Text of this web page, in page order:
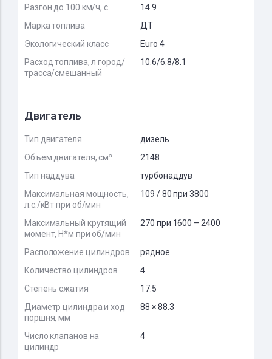
Разгон до 100 км/ч, с
14.9
Марка топлива
ДТ
Экологический класс
Euro 4
Расход топлива, л город/
трасса/смешанный
10.6/6.8/8.1
Двигатель
Тип двигателя
дизель
Объем двигателя, см³
2148
Тип наддува
турбонаддув
Максимальная мощность,
л.с./кВт при об/мин
109 / 80 при 3800
Максимальный крутящий
момент, Н*м при об/мин
270 при 1600 – 2400
Расположение цилиндров
рядное
Количество цилиндров
4
Степень сжатия
17.5
Диаметр цилиндра и ход
поршня, мм
88 × 88.3
Число клапанов на
цилиндр
4